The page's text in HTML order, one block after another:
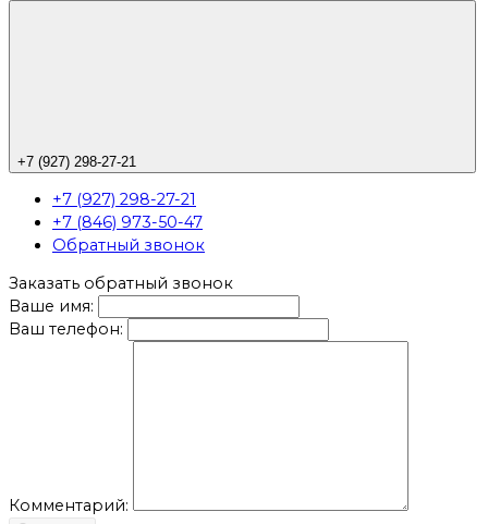
+7 (927) 298-27-21
+7 (927) 298-27-21
+7 (846) 973-50-47
Обратный звонок
Заказать обратный звонок
Ваше имя:
Ваш телефон:
Комментарий: